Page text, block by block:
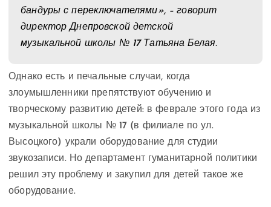
бандуры с переключателями», – говорит
директор Днепровской детской
музыкальной школы № 17 Татьяна Белая.
Однако есть и печальные случаи, когда
злоумышленники препятствуют обучению и
творческому развитию детей: в феврале этого года из
музыкальной школы № 17 (в филиале по ул.
Высоцкого) украли оборудование для студии
звукозаписи. Но департамент гуманитарной политики
решил эту проблему и закупил для детей такое же
оборудование.